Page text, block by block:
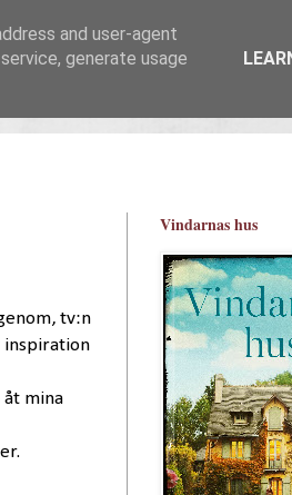
tv:n
inspiration
åt mina
Vindarnas hus
and user-agent
generate usage